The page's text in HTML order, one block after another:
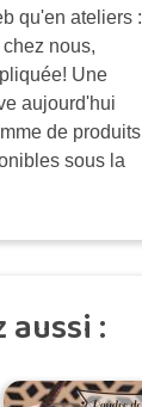
qu'en ateliers :
nous,
Une
aujourd'hui
de produits
sous la
aussi :